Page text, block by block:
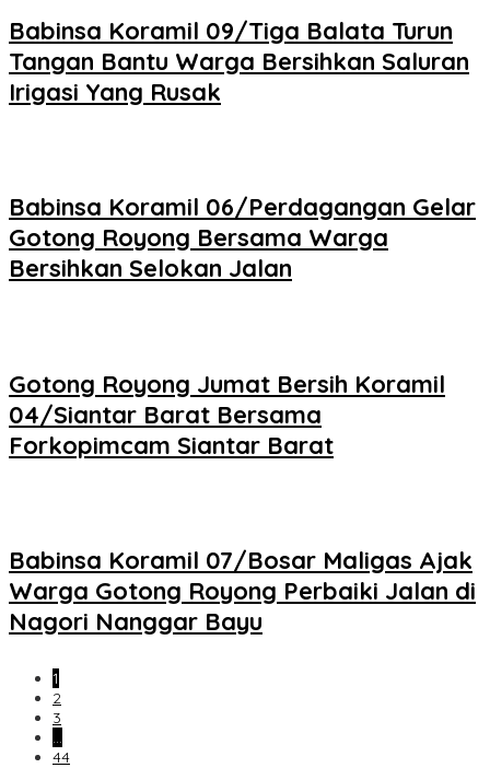
Babinsa Koramil 09/Tiga Balata Turun
Tangan Bantu Warga Bersihkan Saluran
Irigasi Yang Rusak
Babinsa Koramil 06/Perdagangan Gelar
Gotong Royong Bersama Warga
Bersihkan Selokan Jalan
Gotong Royong Jumat Bersih Koramil
04/Siantar Barat Bersama
Forkopimcam Siantar Barat
Babinsa Koramil 07/Bosar Maligas Ajak
Warga Gotong Royong Perbaiki Jalan di
Nagori Nanggar Bayu
1
2
3
…
44